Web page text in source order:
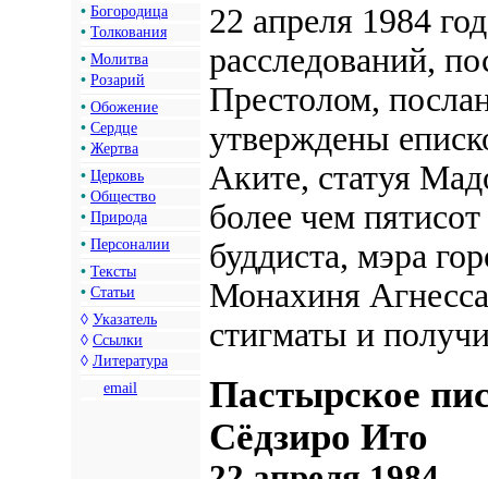
• Богородица
• Толкования
• Молитва
• Розарий
• Обожение
• Сердце
• Жертва
• Церковь
• Общество
• Природа
• Персоналии
• Тексты
• Статьи
◊ Указатель
◊ Ссылки
◊ Литература
email
22 апреля 1984
расследований,
Престолом,
утверждены
Аките, статуя
более чем
буддиста, мэра
Монахиня
стигматы и
Пастырское
Сёдзиро Ито